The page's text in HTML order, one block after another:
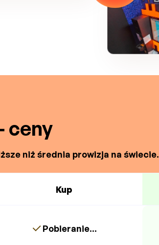
ceny
niż średnia prowizja na świecie.
Kup
Pobieranie...